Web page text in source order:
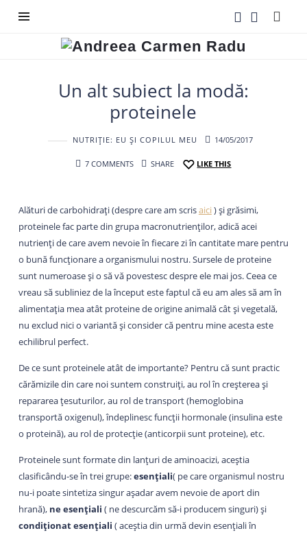
Andreea
Radu
Un alt subiect la modă:
proteinele
NUTRIȚIE: EU ȘI COPILUL MEU 14/05/2017
7 COMMENTS SHARE LIKE THIS
Alături de carbohidrați (despre care am scrisaici) și grăsimi,
proteinele fac parte din grupa macronutrienților, adică acei
nutrienți de care avem nevoie în fiecare zi în cantitate mare pentru
o bună funcționare a organismului nostru. Sursele de proteine
sunt numeroase și o să vă povestesc despre ele mai jos. Ceea ce
vreau să subliniez de la început este faptul că eu am ales să am în
alimentația mea atât proteine de origine animală cât și vegetală,
nu exclud nici o variantă și consider că pentru mine acesta este
echilibrul perfect.
De ce sunt proteinele atât de importante? Pentru că sunt practic
cărămizile din care noi suntem construiți, au rol în creșterea și
repararea țesuturilor, au rol de transport (hemoglobina
transportă oxigenul), îndeplinesc funcții hormonale (insulina este
o proteină), au rol de protecție (anticorpii sunt proteine), etc.
Proteinele sunt formate din lanțuri de aminoacizi, aceștia
clasificându-se în trei grupe:esențiali( pe care organismul nostru
nu-i poate sintetiza singur așadar avem nevoie de aport din
hrană), ne esențiali ( ne descurcăm să-i producem singuri) și
condiționat esențiali ( aceștia din urmă devin esențiali în